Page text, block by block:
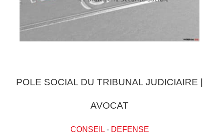
POLE SOCIAL DU TRIBUNAL JUDICIAIRE |
AVOCAT
CONSEIL- DEFENSE